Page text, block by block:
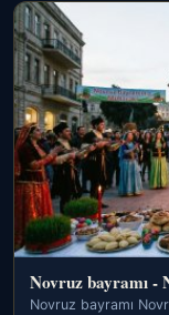
Novruz bayramı -
Novruz bayramı